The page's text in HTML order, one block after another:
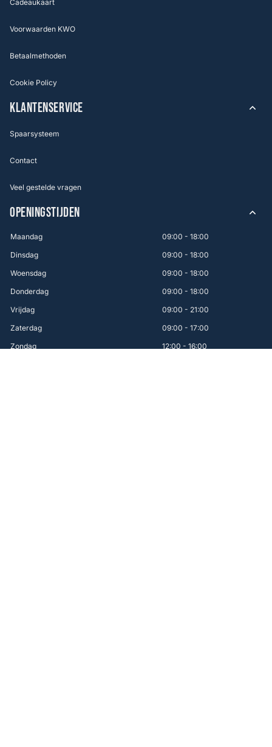
Cadeaukaart
Voorwaarden KWO
Betaalmethoden
Cookie Policy
KLANTENSERVICE
Spaarsysteem
Contact
Veel gestelde vragen
OPENINGSTIJDEN
Maandag
09:00 - 18:00
Dinsdag
09:00 - 18:00
Woensdag
09:00 - 18:00
Donderdag
09:00 - 18:00
Vrijdag
09:00 - 21:00
Zaterdag
09:00 - 17:00
Zondag
12:00 - 16:00